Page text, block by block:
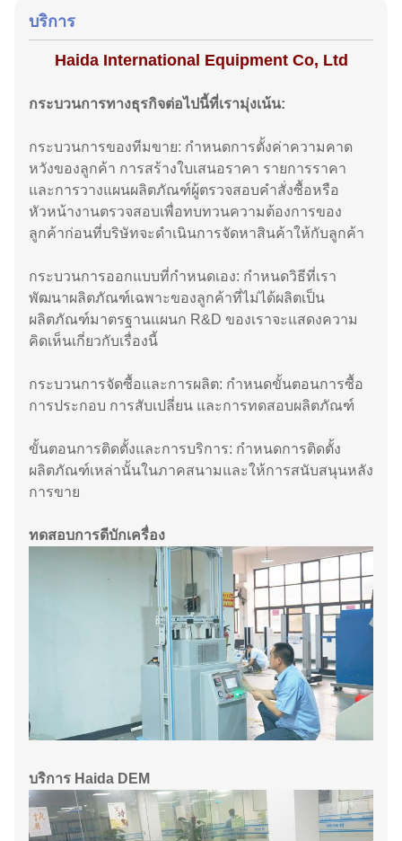
บริการ
Haida International Equipment Co, Ltd
กระบวนการทางธุรกิจต่อไปนี้ที่เรามุ่งเน้น:
กระบวนการของทีมขาย: กำหนดการตั้งค่าความคาด
หวังของลูกค้า การสร้างใบเสนอราคา รายการราคา
และการวางแผนผลิตภัณฑ์ผู้ตรวจสอบคำสั่งซื้อหรือ
หัวหน้างานตรวจสอบเพื่อทบทวนความต้องการของ
ลูกค้าก่อนที่บริษัทจะดำเนินการจัดหาสินค้าให้กับลูกค้า
กระบวนการออกแบบที่กำหนดเอง: กำหนดวิธีที่เรา
พัฒนาผลิตภัณฑ์เฉพาะของลูกค้าที่ไม่ได้ผลิตเป็น
ผลิตภัณฑ์มาตรฐานแผนก R&D ของเราจะแสดงความ
คิดเห็นเกี่ยวกับเรื่องนี้
กระบวนการจัดซื้อและการผลิต: กำหนดขั้นตอนการซื้อ
การประกอบ การสับเปลี่ยน และการทดสอบผลิตภัณฑ์
ขั้นตอนการติดตั้งและการบริการ: กำหนดการติดตั้ง
ผลิตภัณฑ์เหล่านั้นในภาคสนามและให้การสนับสนุนหลัง
การขาย
ทดสอบการดีบักเครื่อง
บริการ Haida DEM